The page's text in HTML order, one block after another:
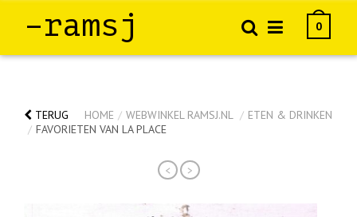
–ramsj 0
TERUG HOME / WEBWINKEL RAMSJ.NL / ETEN & DRINKEN
/ FAVORIETEN VAN LA PLACE
< >